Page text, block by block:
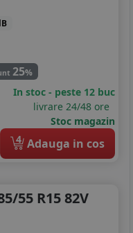
25%
In stoc - peste 12 buc
livrare 24/48 ore
Stoc magazin
4 Adauga in cos
55 R15 82V